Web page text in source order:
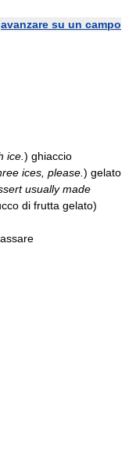
avanzare su un campo
ice. ) ghiaccio
ices, please. ) gelato
usually made
di frutta gelato)